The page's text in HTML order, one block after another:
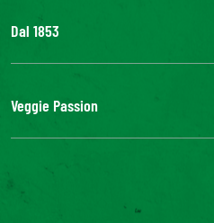
Dal 1853
Il Gruppo
La nostra filiera
Lavora con noi
Veggie Passion
l'ABC delle verdure